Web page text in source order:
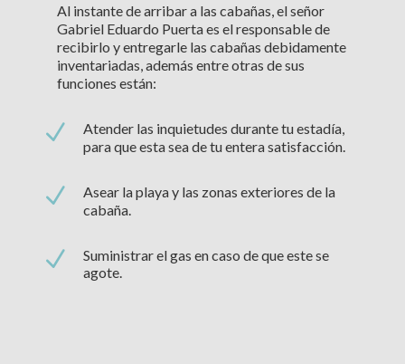
Al instante de arribar a las cabañas, el señor
Gabriel Eduardo Puerta es el responsable de
recibirlo y entregarle las cabañas debidamente
inventariadas, además entre otras de sus
funciones están:
N
Atender las inquietudes durante tu estadía,
para que esta sea de tu entera satisfacción.
N
Asear la playa y las zonas exteriores de la
cabaña.
N
Suministrar el gas en caso de que este se
agote.